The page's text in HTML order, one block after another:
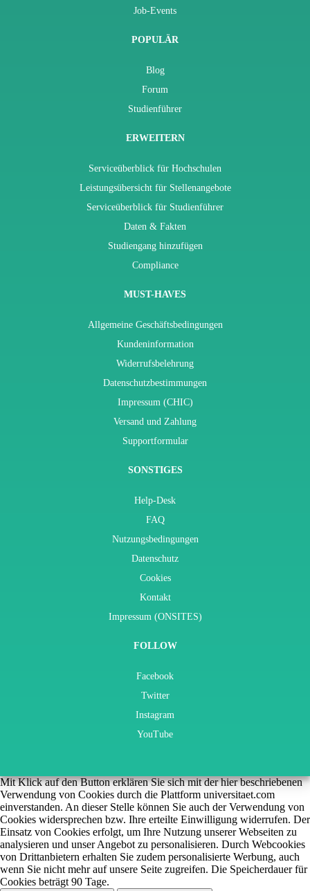
Job-Events
POPULÄR
Blog
Forum
Studienführer
ERWEITERN
Serviceüberblick für Hochschulen
Leistungsübersicht für Stellenangebote
Serviceüberblick für Studienführer
Daten & Fakten
Studiengang hinzufügen
Compliance
MUST-HAVES
Allgemeine Geschäftsbedingungen
Kundeninformation
Widerrufsbelehrung
Datenschutzbestimmungen
Impressum (CHIC)
Versand und Zahlung
Supportformular
SONSTIGES
Help-Desk
FAQ
Nutzungsbedingungen
Datenschutz
Cookies
Kontakt
Impressum (ONSITES)
FOLLOW
Facebook
Twitter
Instagram
YouTube
Mit Klick auf den Button erklären Sie sich mit der hier beschriebenen
Verwendung von Cookies durch die Plattform universitaet.com
einverstanden. An dieser Stelle können Sie auch der Verwendung von
Cookies widersprechen bzw. Ihre erteilte Einwilligung widerrufen. Der
Einsatz von Cookies erfolgt, um Ihre Nutzung unserer Webseiten zu
analysieren und unser Angebot zu personalisieren. Durch Webcookies
von Drittanbietern erhalten Sie zudem personalisierte Werbung, auch
wenn Sie nicht mehr auf unsere Seite zugreifen. Die Speicherdauer für
Cookies beträgt 90 Tage.